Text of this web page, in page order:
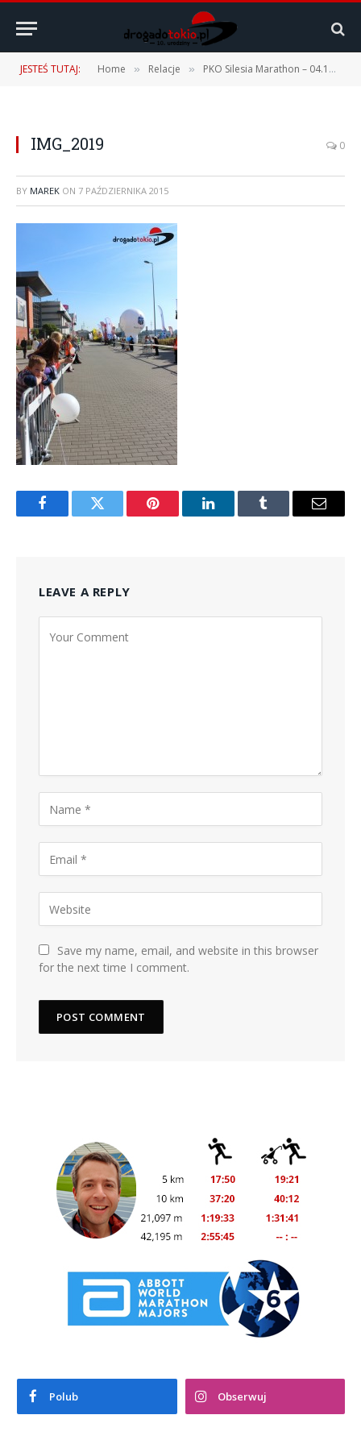
JESTEŚ TUTAJ: Home » Relacje » PKO Silesia Marathon – 04.10.2015 r.
IMG_2019 0
BY MAREK ON 7 PAŹDZIERNIKA 2015
FacebookTwitter Pinterest LinkedInTumblr Email
LEAVE A REPLY
Save my name, email, and website in this browser
for the next time I comment.
Polub Obserwuj